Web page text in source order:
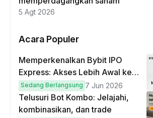
5 Agt 2026
Acara Populer
Memperkenalkan Bybit IPO
Express: Akses Lebih Awal ke
IPO Global!
Sedang Berlangsung 7 Jun 2026
Telusuri Bot Kombo: Jelajahi,
kombinasikan, dan trade